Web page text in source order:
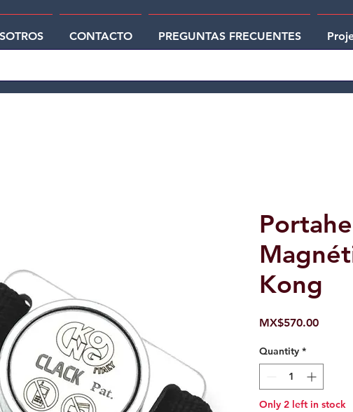
CONTACTO PREGUNTAS FRECUENTES
Kong
MX$570.00Price
Quantity *
Only 2 left in stock